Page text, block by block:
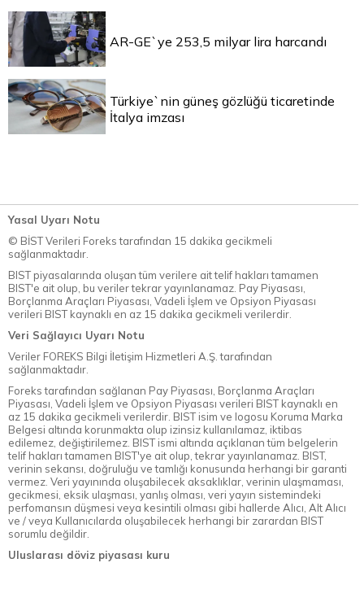
AR-GE`ye 253,5 milyar lira harcandı
Türkiye`nin güneş gözlüğü ticaretinde
İtalya imzası
Yasal Uyarı Notu
© BİST Verileri Foreks tarafından 15 dakika gecikmeli
sağlanmaktadır.
BIST piyasalarında oluşan tüm verilere ait telif hakları tamamen
BIST'e ait olup, bu veriler tekrar yayınlanamaz. Pay Piyasası,
Borçlanma Araçları Piyasası, Vadeli İşlem ve Opsiyon Piyasası
verileri BIST kaynaklı en az 15 dakika gecikmeli verilerdir.
Veri Sağlayıcı Uyarı Notu
Veriler FOREKS Bilgi İletişim Hizmetleri A.Ş. tarafından
sağlanmaktadır.
Foreks tarafından sağlanan Pay Piyasası, Borçlanma Araçları
Piyasası, Vadeli İşlem ve Opsiyon Piyasası verileri BIST kaynaklı en
az 15 dakika gecikmeli verilerdir. BIST isim ve logosu Koruma Marka
Belgesi altında korunmakta olup izinsiz kullanılamaz, iktibas
edilemez, değiştirilemez. BIST ismi altında açıklanan tüm belgelerin
telif hakları tamamen BIST'ye ait olup, tekrar yayınlanamaz. BIST,
verinin sekansı, doğruluğu ve tamlığı konusunda herhangi bir garanti
vermez. Veri yayınında oluşabilecek aksaklıklar, verinin ulaşmaması,
gecikmesi, eksik ulaşması, yanlış olması, veri yayın sistemindeki
perfomansın düşmesi veya kesintili olması gibi hallerde Alıcı, Alt Alıcı
ve / veya Kullanıcılarda oluşabilecek herhangi bir zarardan BIST
sorumlu değildir.
Uluslarası döviz piyasası kuru